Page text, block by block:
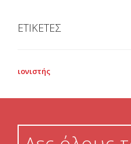
ΕΤΙΚΕΤΕΣ
ιονιστής